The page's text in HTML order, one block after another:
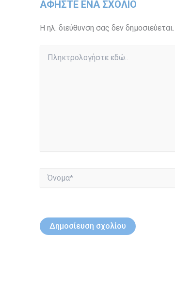
ΑΦΉΣΤΕ ΈΝΑ ΣΧΌΛΙΟ
Η ηλ. διεύθυνση σας δεν δημοσιεύεται.
εδώ..
Όνομα*